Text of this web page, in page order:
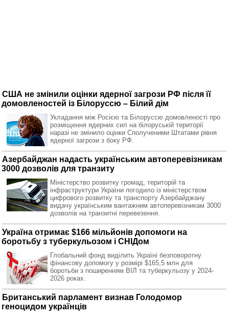
США не змінили оцінки ядерної загрози РФ після її
домовленостей із Білоруссю – Білий дім
Укладання між Росією та Білоруссю домовленості про
розміщення ядерних сил на білоруській території
наразі не змінило оцінки Сполученими Штатами рівня
ядерної загрози з боку РФ.
Азербайджан надасть українським автоперевізникам
3000 дозволів для транзиту
Міністерство розвитку громад, територій та
інфраструктури України погодило із міністерством
цифрового розвитку та транспорту Азербайджану
видачу українським вантажним автоперевізникам 3000
дозволів на транзитні перевезення.
Україна отримає $166 мільйонів допомоги на
боротьбу з туберкульозом і СНІДом
Глобальний фонд виділить Україні безповоротну
фінансову допомогу у розмірі $165,5 млн для
боротьби з поширенням ВІЛ та туберкульозу у 2024-
2026 роках.
Британський парламент визнав Голодомор
геноцидом українців